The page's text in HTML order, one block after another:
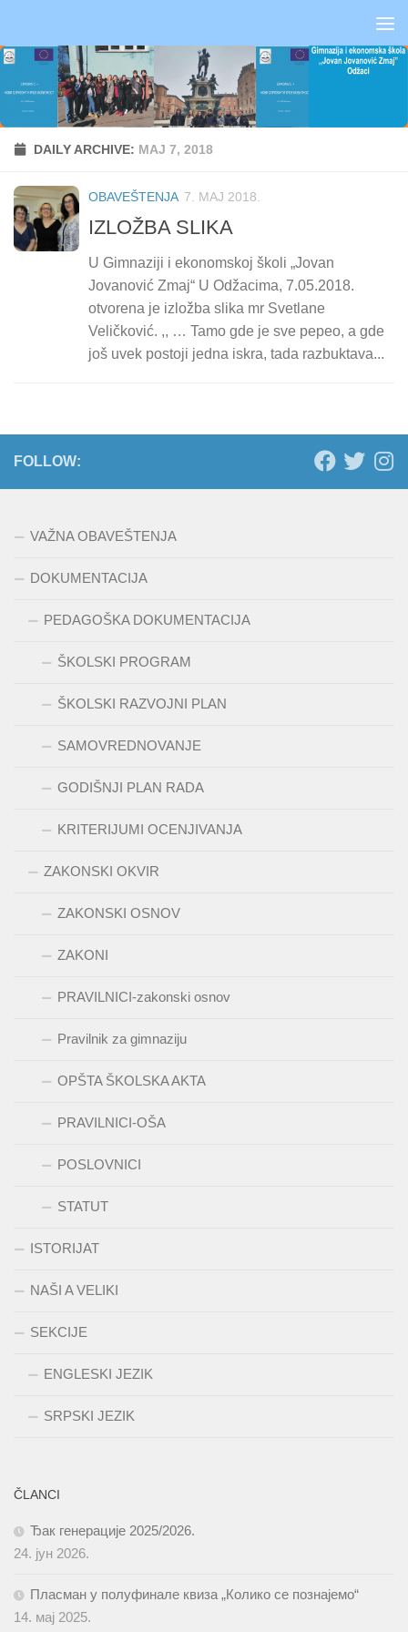
DAILY ARCHIVE: МАЈ 7, 2018
OBAVEŠTENJA 7. МАЈ 2018.
IZLOŽBA SLIKA
U Gimnaziji i ekonomskoj školi „Jovan
Jovanović Zmaj“ U Odžacima, 7.05.2018.
otvorena je izložba slika mr Svetlane
Veličković. ,, … Tamo gde je sve pepeo, a gde
još uvek postoji jedna iskra, tada razbuktava...
FOLLOW:
VAŽNA OBAVEŠTENJA
DOKUMENTACIJA
PEDAGOŠKA DOKUMENTACIJA
ŠKOLSKI PROGRAM
ŠKOLSKI RAZVOJNI PLAN
SAMOVREDNOVANJE
GODIŠNJI PLAN RADA
KRITERIJUMI OCENJIVANJA
ZAKONSKI OKVIR
ZAKONSKI OSNOV
ZAKONI
PRAVILNICI-zakonski osnov
Pravilnik za gimnaziju
OPŠTA ŠKOLSKA AKTA
PRAVILNICI-OŠA
POSLOVNICI
STATUT
ISTORIJAT
NAŠI A VELIKI
SEKCIJE
ENGLESKI JEZIK
SRPSKI JEZIK
ČLANCI
Ђак генерације 2025/2026.
24. јун 2026.
Пласман у полуфинале квиза „Колико се познајемо“
14. мај 2025.